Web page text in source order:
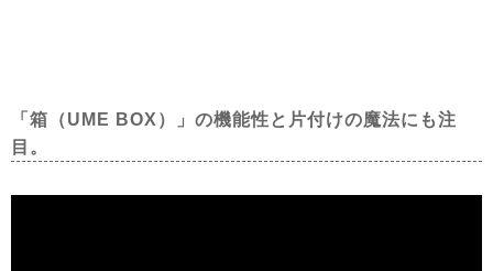
「箱（UME BOX）」の機能性と片付けの魔法にも注
目。